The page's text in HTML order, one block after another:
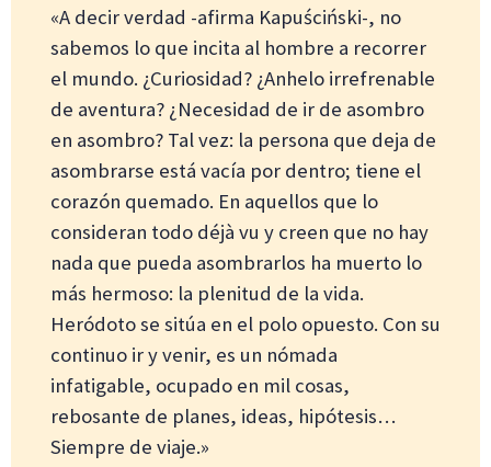
«A decir verdad -afirma Kapuściński-, no
sabemos lo que incita al hombre a recorrer
el mundo. ¿Curiosidad? ¿Anhelo irrefrenable
de aventura? ¿Necesidad de ir de asombro
en asombro? Tal vez: la persona que deja de
asombrarse está vacía por dentro; tiene el
corazón quemado. En aquellos que lo
consideran todo déjà vu y creen que no hay
nada que pueda asombrarlos ha muerto lo
más hermoso: la plenitud de la vida.
Heródoto se sitúa en el polo opuesto. Con su
continuo ir y venir, es un nómada
infatigable, ocupado en mil cosas,
rebosante de planes, ideas, hipótesis…
Siempre de viaje.»